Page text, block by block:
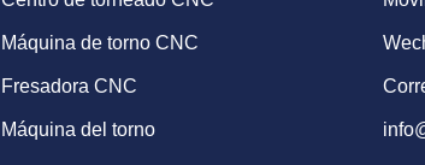
Máquina de torno CNC
Fresadora CNC
Máquina del torno